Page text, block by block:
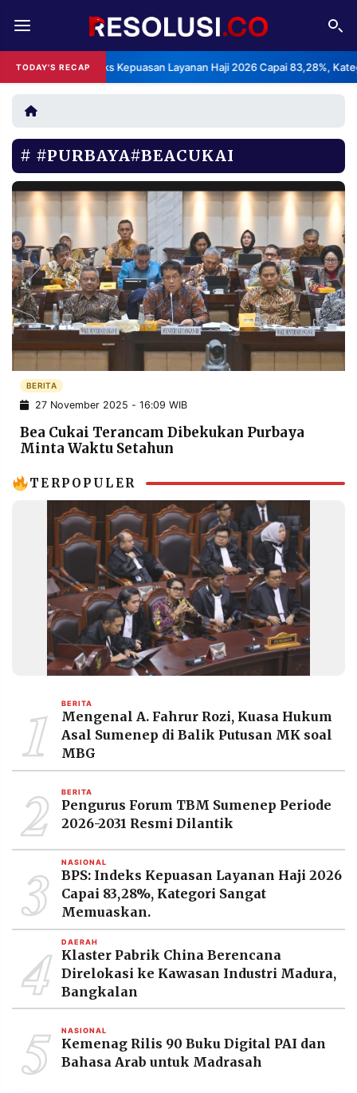
TODAY'S RECAP
BPS: Indeks Kepuasan Layanan Haji 2026 Capai 83,28%, Kategori
REDAKSI TENTANG
RESOLUSI IKLAN
RUBRIKASI
EDITORIAL AKSARA
FINANSIA PERSONA
DAERAH NASIONAL
MANCA SPORT
INFORMASI
PRIVACY
POLICY
BERITA
WARGA
INFORMASI
IKLAN
KIRIM
TULISAN
PENGADUAN TERM
OF
KAMI
RESOLUSI
MEDIA
PRAMUDITA
©
Resolusi.co
2026
RESOLUSI
MEDIA
PRAMUDITA
#PURBAYA#BEACUKAI
BERITA
27 November 2025 - 16:09 WIB
Bea Cukai Terancam Dibekukan Purbaya
Minta Waktu Setahun
TERPOPULER
1 BERITA
Mengenal A. Fahrur Rozi, Kuasa Hukum
Asal Sumenep di Balik Putusan MK soal
MBG
2 BERITA
Pengurus Forum TBM Sumenep Periode
2026-2031 Resmi Dilantik
3 NASIONAL
BPS: Indeks Kepuasan Layanan Haji 2026
Capai 83,28%, Kategori Sangat
Memuaskan.
4 DAERAH
Klaster Pabrik China Berencana
Direlokasi ke Kawasan Industri Madura,
Bangkalan
5 NASIONAL
Kemenag Rilis 90 Buku Digital PAI dan
Bahasa Arab untuk Madrasah